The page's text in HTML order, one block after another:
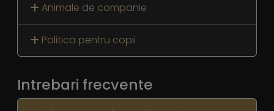
Animale de companie
Politica pentru copii
Intrebari frecvente